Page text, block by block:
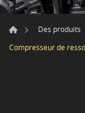
Des produits
Compresseur de